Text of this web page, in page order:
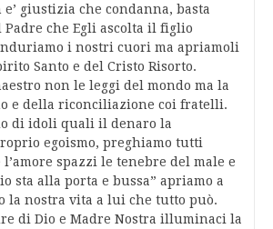
e’ giustizia che condanna, basta
che Egli ascolta il figlio
i nostri cuori ma apriamoli
Santo e del Cristo Risorto.
non le leggi del mondo ma la
e della riconciliazione coi fratelli.
di idoli quali il denaro la
egoismo, preghiamo tutti
spazzi le tenebre del male e
sta alla porta e bussa” apriamo a
la nostra vita a lui che tutto può.
di Dio e Madre Nostra illuminaci la